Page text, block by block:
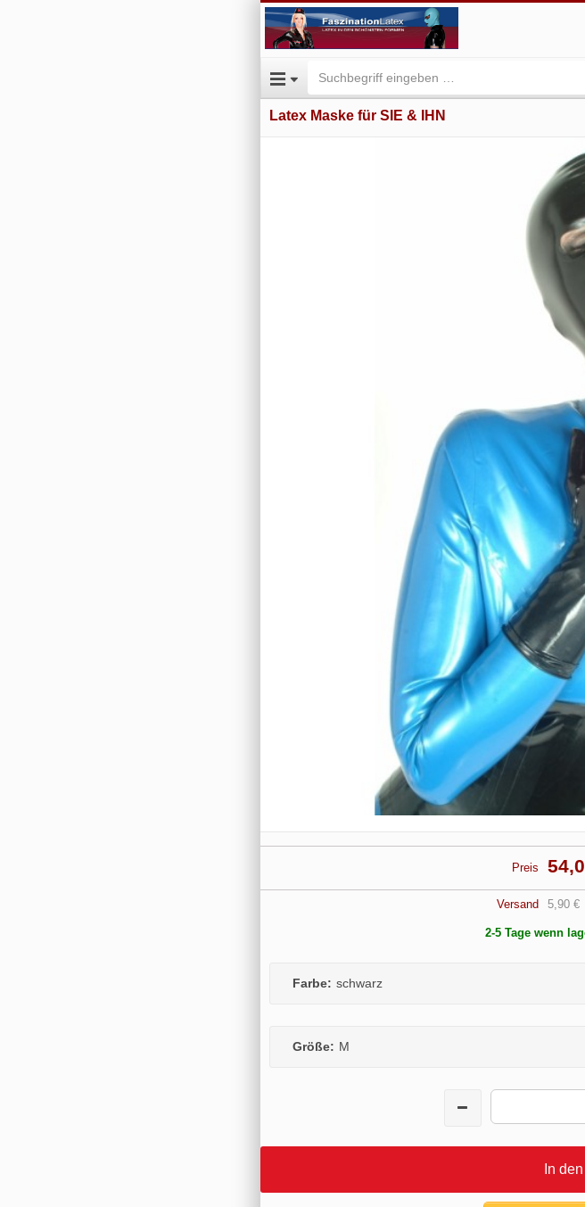
Latex Maske für SIE & IHN
Preis
Versand 5,90 €
2-5 Tage wenn
Farbe: schwarz
Größe: M
In